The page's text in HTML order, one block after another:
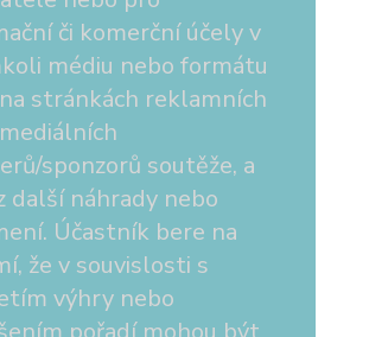
či komerční účely v
médiu nebo formátu
stránkách reklamních
sponzorů soutěže, a
další náhrady nebo
Účastník bere na
že v souvislosti s
výhry nebo